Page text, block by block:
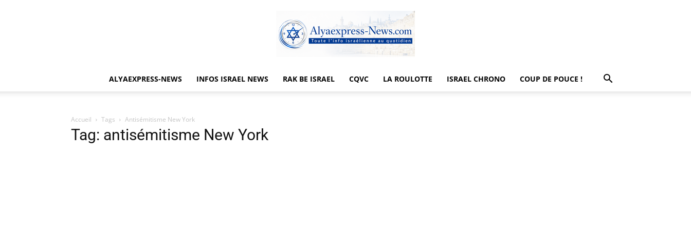
ALYAEXPRESS-NEWS INFOS ISRAEL NEWS RAK BE ISRAEL CQVC LA ROULOTTE ISRAEL CHRONO COUP DE POUCE !
Accueil Tags Antisémitisme New York
Tag: antisémitisme New York